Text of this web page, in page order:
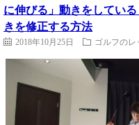
に伸びる」動きをしてい
きを修正する方法
2018年10月25日 ゴルフのレ